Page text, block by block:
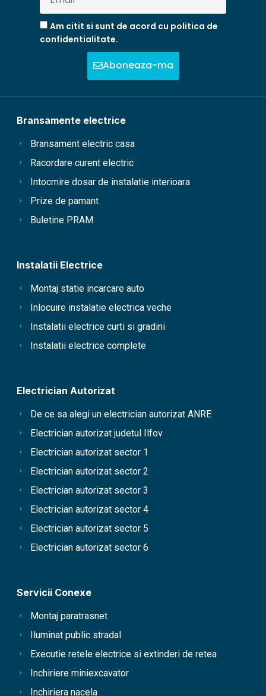
Am citit si sunt de acord cu politica de
confidentialitate.
Aboneaza-ma
Bransamente electrice
Bransament electric casa
Racordare curent electric
Intocmire dosar de instalatie interioara
Prize de pamant
Buletine PRAM
Instalatii Electrice
Montaj statie incarcare auto
Inlocuire instalatie electrica veche
Instalatii electrice curti si gradini
Instalatii electrice complete
Electrician Autorizat
De ce sa alegi un electrician autorizat ANRE
Electrician autorizat judetul Ilfov
Electrician autorizat sector 1
Electrician autorizat sector 2
Electrician autorizat sector 3
Electrician autorizat sector 4
Electrician autorizat sector 5
Electrician autorizat sector 6
Servicii Conexe
Montaj paratrasnet
Iluminat public stradal
Executie retele electrice si extinderi de retea
Inchiriere miniexcavator
Inchiriera nacela